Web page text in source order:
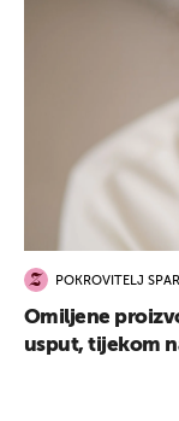
POKROVITELJ
Omiljene
usput, tijekom